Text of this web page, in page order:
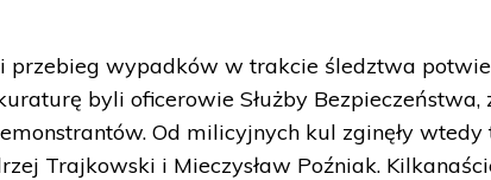
przebieg wypadków w trakcie śledztwa
byli oficerowie Służby
Od milicyjnych kul zginęły wtedy
Trajkowski i Mieczysław Poźniak.